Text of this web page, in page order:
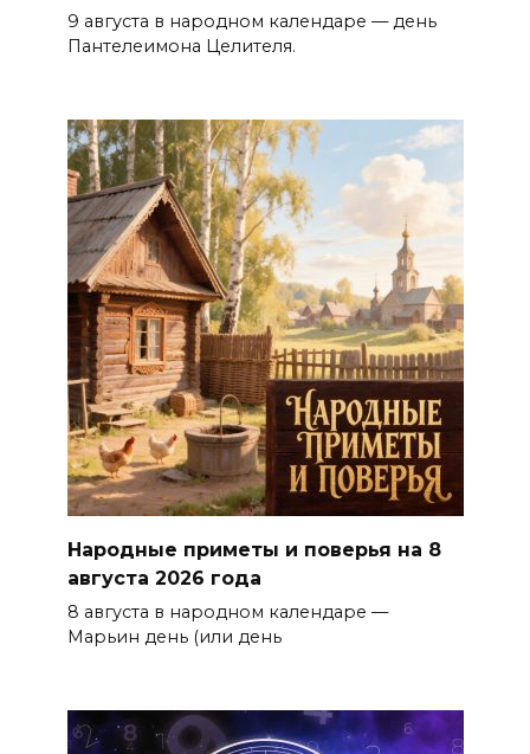
9 августа в народном календаре — день
Пантелеимона Целителя.
Народные приметы и поверья на 8
августа 2026 года
8 августа в народном календаре —
Марьин день (или день